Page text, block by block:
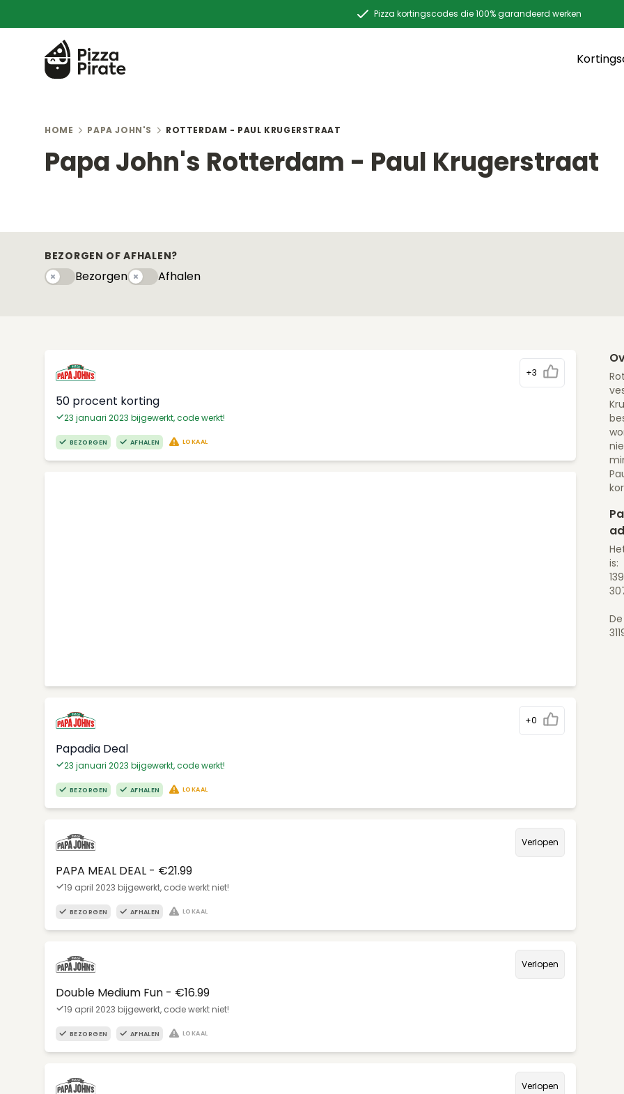
Pizza kortingscodes die 100% garandeerd werken
HOME PAPA JOHN'S ROTTERDAM - PAUL KRUGERSTRAAT
Papa John's Rotterdam - Paul Krugerstraat
BEZORGEN OF AFHALEN?
BezorgenBezorgenAfhalenyAfhalen
+3
50 procent korting
23 januari 2023 bijgewerkt, code werkt!
BEZORGEN AFHALEN LOKAAL
+0
Papadia Deal
23 januari 2023 bijgewerkt, code werkt!
BEZORGEN AFHALEN LOKAAL
Verlopen
PAPA MEAL DEAL - €21.99
19 april 2023 bijgewerkt, code werkt niet!
BEZORGEN AFHALEN LOKAAL
Verlopen
Double Medium Fun - €16.99
19 april 2023 bijgewerkt, code werkt niet!
BEZORGEN AFHALEN LOKAAL
Verlopen
is: